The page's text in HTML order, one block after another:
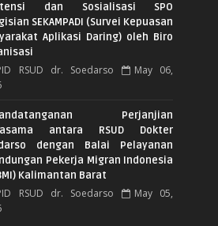
dan Sosialisasi SPO
SEKAMPADI (Survei Kepuasan
Aplikasi Daring) oleh Biro
RSUD dr. Soedarso
May 06,
Perjanjian
antara RSUD Dokter
dengan Balai Pelayanan
Pekerja Migran Indonesia
Kalimantan Barat
RSUD dr. Soedarso
May 05,